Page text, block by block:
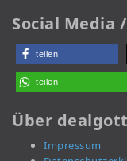
Social Media
teilen
teilen
Über
Impressum